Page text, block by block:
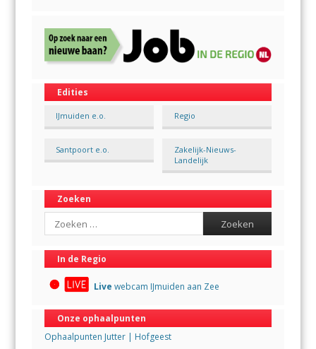
Edities
IJmuiden e.o. Regio
Santpoort e.o.
Zakelijk-Nieuws-
Landelijk
Zoeken
Search
In de Regio
Live webcam IJmuiden aan Zee
Onze ophaalpunten
Ophaalpunten Jutter | Hofgeest